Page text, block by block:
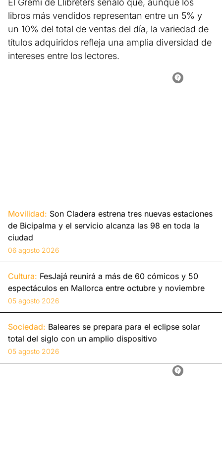
El Gremi de Llibreters señaló que, aunque los
libros más vendidos representan entre un 5% y
un 10% del total de ventas del día, la variedad de
títulos adquiridos refleja una amplia diversidad de
intereses entre los lectores.
Movilidad: Son Cladera estrena tres nuevas estaciones
de Bicipalma y el servicio alcanza las 98 en toda la
ciudad
06 agosto 2026
Cultura: FesJajá reunirá a más de 60 cómicos y 50
espectáculos en Mallorca entre octubre y noviembre
05 agosto 2026
Sociedad: Baleares se prepara para el eclipse solar
total del siglo con un amplio dispositivo
05 agosto 2026